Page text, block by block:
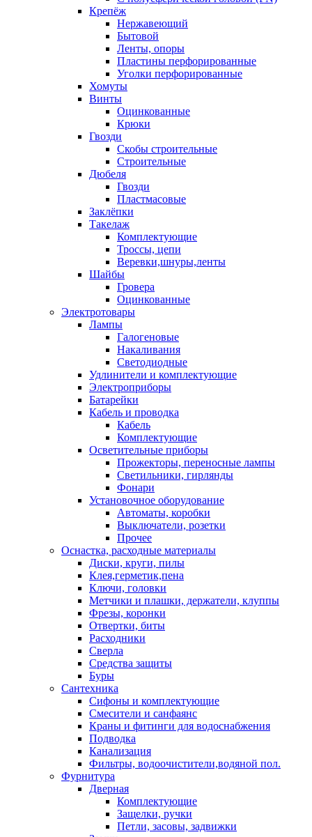
Крепёж
Нержавеющий
Бытовой
Ленты, опоры
Пластины перфорированные
Уголки перфорированные
Хомуты
Винты
Оцинкованные
Крюки
Гвозди
Скобы строительные
Строительные
Дюбеля
Гвозди
Пластмасовые
Заклёпки
Такелаж
Комплектующие
Троссы, цепи
Веревки,шнуры,ленты
Шайбы
Гровера
Оцинкованные
Электротовары
Лампы
Галогеновые
Накаливания
Светодиодные
Удлинители и комплектующие
Электроприборы
Батарейки
Кабель и проводка
Кабель
Комплектующие
Осветительные приборы
Прожекторы, переносные лампы
Светильники, гирлянды
Фонари
Установочное оборудование
Автоматы, коробки
Выключатели, розетки
Прочее
Оснастка, расходные материалы
Диски, круги, пилы
Клея,герметик,пена
Ключи, головки
Метчики и плашки, держатели, клуппы
Фрезы, коронки
Отвертки, биты
Расходники
Сверла
Средства защиты
Буры
Сантехника
Сифоны и комплектующие
Смесители и санфаянс
Краны и фитинги для водоснабжения
Подводка
Канализация
Фильтры, водоочистители,водяной пол.
Фурнитура
Дверная
Комплектующие
Защелки, ручки
Петли, засовы, задвижки